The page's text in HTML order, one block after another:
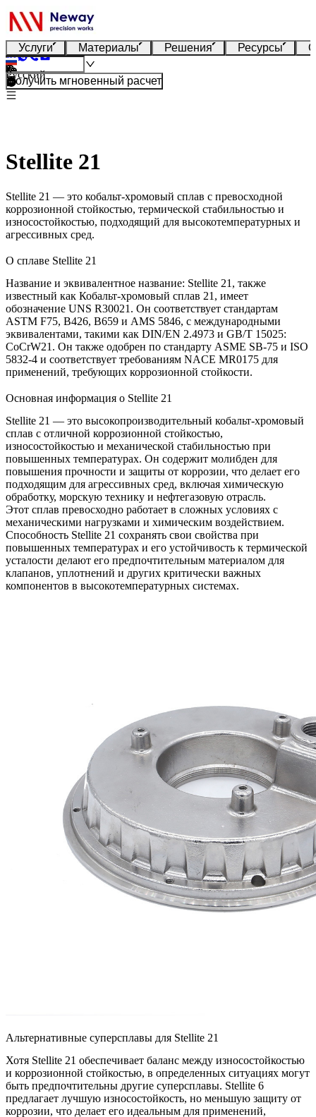
Услуги Материалы Решения Ресурсы
Русский
Получить мгновенный расчет
Stellite 21
Stellite 21 — это кобальт-хромовый сплав с превосходной
коррозионной стойкостью, термической стабильностью и
износостойкостью, подходящий для высокотемпературных и
агрессивных сред.
О сплаве Stellite 21
Название и эквивалентное название: Stellite 21, также
известный как Кобальт-хромовый сплав 21 , имеет
обозначение UNS R30021 . Он соответствует стандартам
ASTM F75, B426, B659 и AMS 5846, с международными
эквивалентами, такими как DIN/EN 2.4973 и GB/T 15025:
CoCrW21 . Он также одобрен по стандарту ASME SB-75 и ISO
5832-4 и соответствует требованиям NACE MR0175 для
применений, требующих коррозионной стойкости.
Основная информация о Stellite 21
Stellite 21 — это высокопроизводительный кобальт-хромовый
сплав с отличной коррозионной стойкостью,
износостойкостью и механической стабильностью при
повышенных температурах. Он содержит молибден для
повышения прочности и защиты от коррозии, что делает его
подходящим для агрессивных сред, включая химическую
обработку, морскую технику и нефтегазовую отрасль.
Этот сплав превосходно работает в сложных условиях с
механическими нагрузками и химическим воздействием.
Способность Stellite 21 сохранять свои свойства при
повышенных температурах и его устойчивость к термической
усталости делают его предпочтительным материалом для
клапанов, уплотнений и других критически важных
компонентов в высокотемпературных системах.
Альтернативные суперсплавы для Stellite 21
Хотя Stellite 21 обеспечивает баланс между износостойкостью
и коррозионной стойкостью, в определенных ситуациях могут
быть предпочтительны другие суперсплавы. Stellite 6
предлагает лучшую износостойкость, но меньшую защиту от
коррозии, что делает его идеальным для применений,